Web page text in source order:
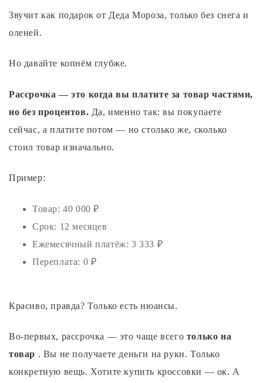
Звучит как подарок от Деда Мороза, только без снега и
оленей.
Но давайте копнём глубже.
Рассрочка — это когда вы платите за товар частями,
но без процентов. Да, именно так: вы покупаете
сейчас, а платите потом — но столько же, сколько
стоил товар изначально.
Пример:
Товар: 40 000 ₽
Срок: 12 месяцев
Ежемесячный платёж: 3 333 ₽
Переплата: 0 ₽
Красиво, правда? Только есть нюансы.
Во-первых, рассрочка — это чаще всего только на
товар . Вы не получаете деньги на руки. Только
конкретную вещь. Хотите купить кроссовки — ок. А